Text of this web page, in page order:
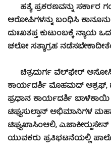
ಹತ್ಯೆ ಪ್ರಕರಣವನ್ನು ಸರ್ಕಾರ
ಆರೋಪಿಗಳನ್ನು ಬಂಧಿಸಿ
ದುಃಖತಪ್ತ ಕುಟುಂಬಕ್ಕೆ ನ್ಯಾಯ
ಚಲೋ ಸತ್ಯಾಗ್ರಹ
ಚಿತ್ರದುರ್ಗ ವೆಲ್‍ಫೇರ್
ಕಾರ್ಯದರ್ಶಿ ಮೊಹಮದ್ ಅಶ್ರಫ್,
ಪ್ರಧಾನ ಕಾರ್ಯದರ್ಶಿ ಬಾಳೆಕಾಯಿ
ಟಿಪ್ಪುಸುಲ್ತಾನ್ ಅಭಿಮಾನಿಗಳ
ಟಿಪ್ಪುಖಾಸಿಂಆಲಿ,
ಯುವಕರು ಪ್ರತಿಭಟನೆಯಲ್ಲಿ